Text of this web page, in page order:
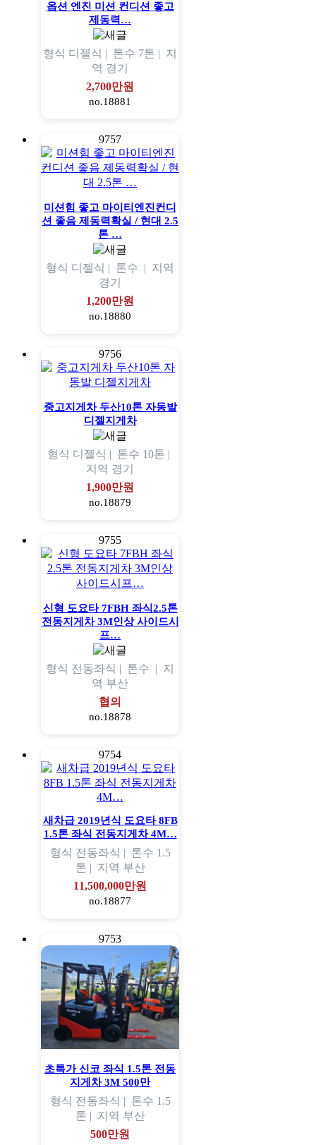
옵션 엔진 미션 컨디션 좋고
제동력…
형식 디젤식 | 톤수 7톤 | 지
역 경기
2,700만원
no.18881
9757
미션힘 좋고 마이티엔진컨디
션 좋음 제동력확실 / 현대 2.5
톤 …
형식 디젤식 | 톤수 | 지역
경기
1,200만원
no.18880
9756
중고지게차 두산10톤 자동발
디젤지게차
형식 디젤식 | 톤수 10톤 |
지역 경기
1,900만원
no.18879
9755
신형 도요타 7FBH 좌식2.5톤
전동지게차 3M인상 사이드시
프…
형식 전동좌식 | 톤수 | 지
역 부산
협의
no.18878
9754
새차급 2019년식 도요타 8FB
1.5톤 좌식 전동지게차 4M…
형식 전동좌식 | 톤수 1.5
톤 | 지역 부산
11,500,000만원
no.18877
9753
초특가 신코 좌식 1.5톤 전동
지게차 3M 500만
형식 전동좌식 | 톤수 1.5
톤 | 지역 부산
500만원